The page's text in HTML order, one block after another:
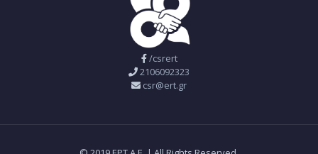
/csrert
2106092323
csr@ert.gr